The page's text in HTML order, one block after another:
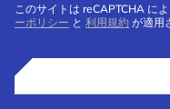
このサイトは reCAPTCHA に
ーポリシー と 利用規約 が適用